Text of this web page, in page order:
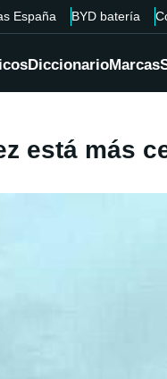
España BYD batería
DiccionarioMarcas
está más